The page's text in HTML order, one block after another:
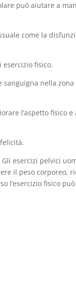
può aiutare a
come la
esercizio fisico.
nella
l’aspetto fisico
esercizi pelvici
il peso corporeo,
l’esercizio fisico